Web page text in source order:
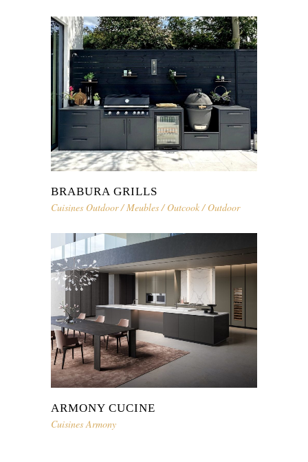
BRABURA GRILLS
Cuisines Outdoor/Meubles /Outcook /Outdoor
ARMONY CUCINE
Cuisines Armony